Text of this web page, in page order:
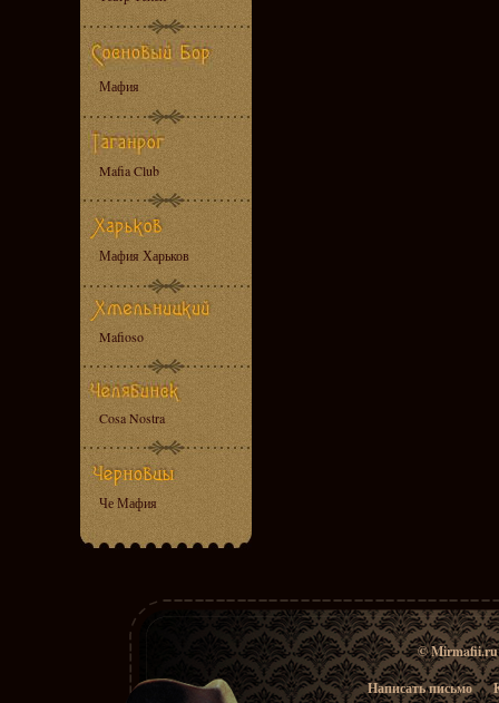
Мафия
Mafia Club
Мафия Харьков
Mafioso
Cosa Nostra
Че Мафия
© Mirmafii.ru
Написать письмо